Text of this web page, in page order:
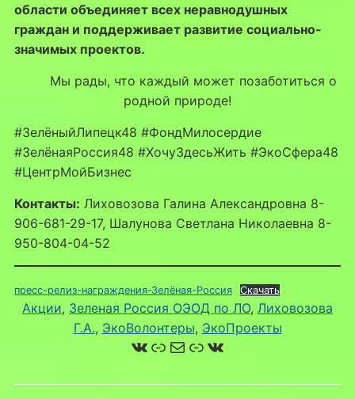
области объединяет всех неравнодушных
граждан и поддерживает развитие социально-
значимых проектов.
Мы рады, что каждый может позаботиться о
родной природе!
#ЗелёныйЛипецк48 #ФондМилосердие
#ЗелёнаяРоссия48 #ХочуЗдесьЖить #ЭкоСфера48
#ЦентрМойБизнес
Контакты: Лиховозова Галина Александровна 8-
906-681-29-17, Шалунова Светлана Николаевна 8-
950-804-04-52
пресс-релиз-награждения-Зелёная-Россия Скачать
Акции, Зеленая Россия ОЭОД по ЛО, Лиховозова
Г.А., ЭкоВолонтеры, ЭкоПроекты
ВКонтакте
Ссылка
Почта
Ссылка
ВКонтакте